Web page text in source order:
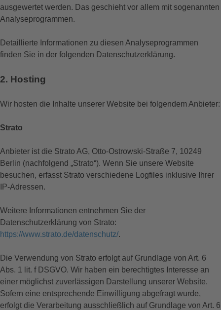
ausgewertet werden. Das geschieht vor allem mit sogenannten
Analyseprogrammen.
Detaillierte Informationen zu diesen Analyseprogrammen
finden Sie in der folgenden Datenschutzerklärung.
2. Hosting
Wir hosten die Inhalte unserer Website bei folgendem Anbieter:
Strato
Anbieter ist die Strato AG, Otto-Ostrowski-Straße 7, 10249
Berlin (nachfolgend „Strato“). Wenn Sie unsere Website
besuchen, erfasst Strato verschiedene Logfiles inklusive Ihrer
IP-Adressen.
Weitere Informationen entnehmen Sie der
Datenschutzerklärung von Strato:
https://www.strato.de/datenschutz/.
Die Verwendung von Strato erfolgt auf Grundlage von Art. 6
Abs. 1 lit. f DSGVO. Wir haben ein berechtigtes Interesse an
einer möglichst zuverlässigen Darstellung unserer Website.
Sofern eine entsprechende Einwilligung abgefragt wurde,
erfolgt die Verarbeitung ausschließlich auf Grundlage von Art. 6